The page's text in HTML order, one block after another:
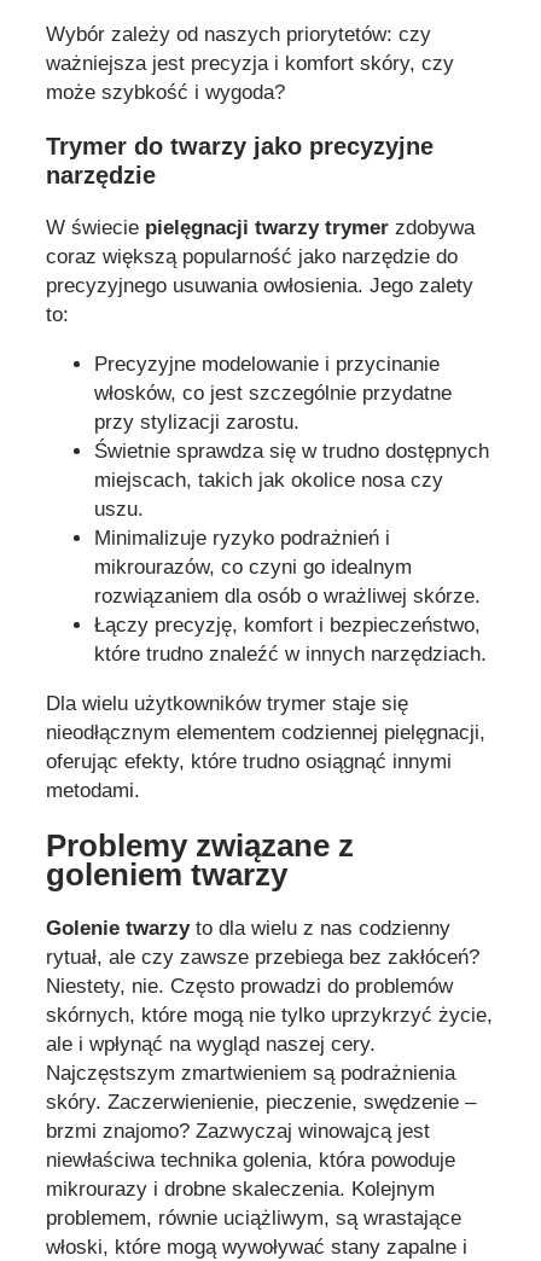
Wybór zależy od naszych priorytetów: czy
ważniejsza jest precyzja i komfort skóry, czy
może szybkość i wygoda?
Trymer do twarzy jako precyzyjne
narzędzie
W świecie pielęgnacji twarzy trymer zdobywa
coraz większą popularność jako narzędzie do
precyzyjnego usuwania owłosienia. Jego zalety
to:
Precyzyjne modelowanie i przycinanie
włosków, co jest szczególnie przydatne
przy stylizacji zarostu.
Świetnie sprawdza się w trudno dostępnych
miejscach, takich jak okolice nosa czy
uszu.
Minimalizuje ryzyko podrażnień i
mikrourazów, co czyni go idealnym
rozwiązaniem dla osób o wrażliwej skórze.
Łączy precyzję, komfort i bezpieczeństwo,
które trudno znaleźć w innych narzędziach.
Dla wielu użytkowników trymer staje się
nieodłącznym elementem codziennej pielęgnacji,
oferując efekty, które trudno osiągnąć innymi
metodami.
Problemy związane z
goleniem twarzy
Golenie twarzyto dla wielu z nas codzienny
rytuał, ale czy zawsze przebiega bez zakłóceń?
Niestety, nie. Często prowadzi do problemów
skórnych, które mogą nie tylko uprzykrzyć życie,
ale i wpłynąć na wygląd naszej cery.
Najczęstszym zmartwieniem są podrażnienia
skóry. Zaczerwienienie, pieczenie, swędzenie –
brzmi znajomo? Zazwyczaj winowajcą jest
niewłaściwa technika golenia, która powoduje
mikrourazy i drobne skaleczenia. Kolejnym
problemem, równie uciążliwym, są wrastające
włoski, które mogą wywoływać stany zapalne i